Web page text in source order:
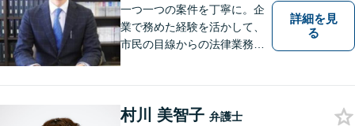
一つ一つの案件を丁寧に。企
業で務めた経験を活かして、
市民の目線からの法律業務を
詳細を見
る
村川 美智子 弁護士